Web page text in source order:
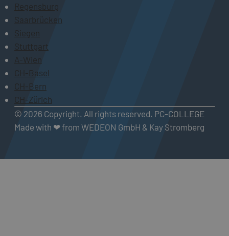
Regensburg
Saarbrücken
Siegen
Stuttgart
A-Wien
CH-Basel
CH-Bern
CH-Zürich
© 2026 Copyright. All rights reserved. PC-COLLEGE
Made with ❤ from WEDEON GmbH & Kay Stromberg